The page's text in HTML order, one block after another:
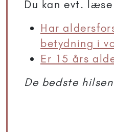
Du kan evt.
Har
betydning i
Er 15 års
De bedste